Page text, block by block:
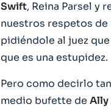
Swift, Reina Parsel y
nuestros respetos de
pidiéndole al juez
que es una estupidez.
Pero como decirlo
medio bufette de Ally